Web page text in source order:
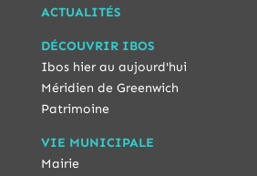
ACTUALITÉS
DÉCOUVRIR IBOS
Ibos hier au aujourd'hui
Méridien de Greenwich
Patrimoine
VIE MUNICIPALE
Mairie